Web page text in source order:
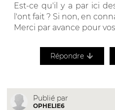
Est-ce qu'il y a par ici
l'ont fait ? Si non, en
Merci par avance pour
Répondre
Publié par
OPHELIE6